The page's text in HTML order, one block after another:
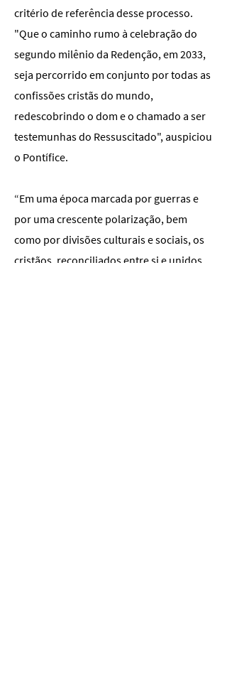
critério de referência desse processo.
"Que o caminho rumo à celebração do
segundo milênio da Redenção, em 2033,
seja percorrido em conjunto por todas as
confissões cristãs do mundo,
redescobrindo o dom e o chamado a ser
testemunhas do Ressuscitado", auspiciou
o Pontífice.
“Em uma época marcada por guerras e
por uma crescente polarização, bem
como por divisões culturais e sociais, os
cristãos, reconciliados entre si e unidos